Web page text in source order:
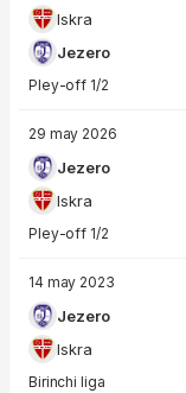
Iskra
Jezero
Pley-off 1/2
29 may 2026
Jezero
Iskra
Pley-off 1/2
14 may 2023
Jezero
Iskra
Birinchi liga